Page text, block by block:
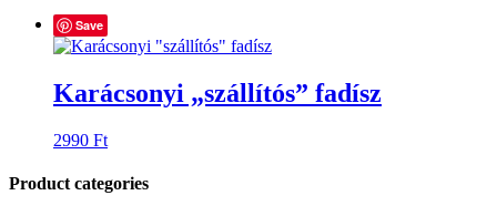
Save
Karácsonyi „szállítós” fadísz
2990 Ft
Product categories